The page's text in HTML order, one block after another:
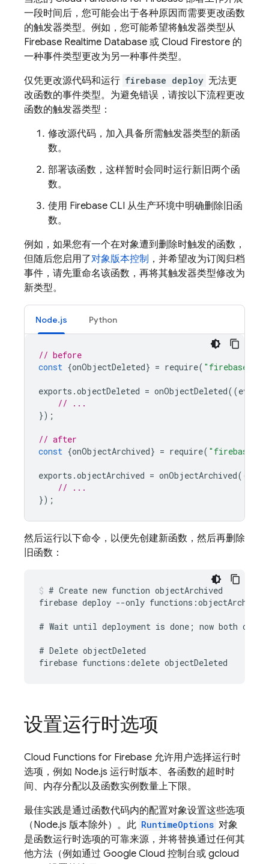
一段时间后，您可能会出于各种原因而需要更改函数
的触发器类型。例如，您可能希望将触发器类型从
Firebase Realtime Database 或 Cloud Firestore 的
一种事件类型更改为另一种事件类型。
仅凭更改源代码和运行 firebase deploy 无法更
改函数的事件类型。为避免错误，请按以下流程更改
函数的触发器类型：
修改源代码，加入具备所需触发器类型的新函
数。
部署该函数，这样暂时会同时运行新旧两个函
数。
使用 Firebase CLI 从生产环境中明确删除旧函
数。
例如，如果您有一个在对象遭到删除时触发的函数，
但随后您启用了对象版本控制 ，并希望改为订阅归档
事件，请先重命名该函数，再将其触发器类型修改为
新类型。
Node.js Python
// before
const {onObjectDeleted} = require( "firebase-
exports .objectDeleted = onObjectDeleted((event
// ...
});
// after
const {onObjectArchived} = require( "firebase-
exports .objectArchived = onObjectArchived((
// ...
});
然后运行以下命令，以便先创建新函数，然后再删除
旧函数：
# Create new function objectArchived
firebase deploy --only functions:objectArchived
# Wait until deployment is done; now both
# Delete objectDeleted
设置运行时选项
Cloud Functions for Firebase 允许用户选择运行时
选项，例如 Node.js 运行时版本、各函数的超时时
间、内存分配以及函数实例数量上下限。
最佳实践是通过函数代码内的配置对象设置这些选项
（Node.js 版本除外）。此 RuntimeOptions 对象
是函数运行时选项的可靠来源，并将替换通过任何其
他方法（例如通过 Google Cloud 控制台或 gcloud